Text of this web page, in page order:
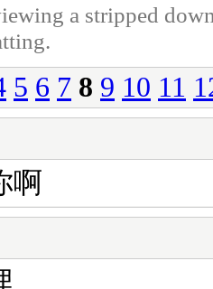
a stripped
5 6 7 8 9 10 11
啊